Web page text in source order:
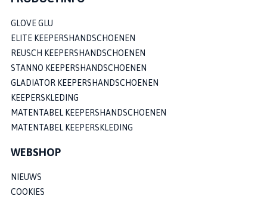
GLOVE GLU
ELITE KEEPERSHANDSCHOENEN
REUSCH KEEPERSHANDSCHOENEN
STANNO KEEPERSHANDSCHOENEN
GLADIATOR KEEPERSHANDSCHOENEN
KEEPERSKLEDING
MATENTABEL KEEPERSHANDSCHOENEN
MATENTABEL KEEPERSKLEDING
WEBSHOP
NIEUWS
COOKIES